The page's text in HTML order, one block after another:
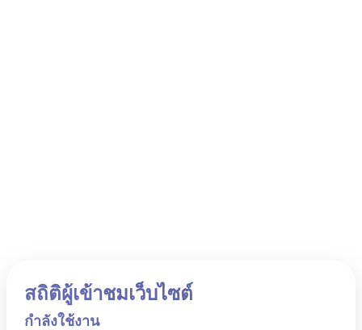
สถิติผู้เข้าชมเว็บไซต์
กำลังใช้งาน